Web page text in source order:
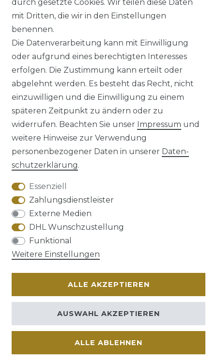
Impressum Daten­schutz­erklärung
AGB Barrierefreiheitserklärung
Widerrufs­recht
© Copyright 2026 | Alle Rechte vorbehalten.
durch gesetzte Cookies. Wir teilen diese Daten
mit Dritten, die wir in den Einstellungen
benennen.
Die Datenverarbeitung kann mit Einwilligung
oder aufgrund eines berechtigten Interesses
erfolgen. Die Zustimmung kann erteilt oder
abgelehnt werden. Es besteht das Recht, nicht
einzuwilligen und die Einwilligung zu einem
späteren Zeitpunkt zu ändern oder zu
widerrufen. Beachten Sie unser Impressum und
weitere Hinweise zur Verwendung
personenbezogener Daten in unserer Daten­
schutz­erklärung.
Essenziell
Zahlungsdienstleister
Externe Medien
DHL Wunschzustellung
Funktional
Weitere Einstellungen
ALLE AKZEPTIEREN
ALLE ABLEHNEN
AUSWAHL AKZEPTIEREN